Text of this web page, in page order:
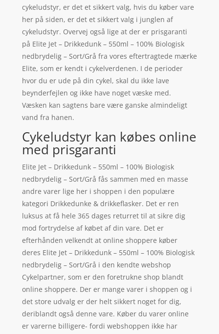
cykeludstyr, er det et sikkert valg, hvis du køber vare
her på siden, er det et sikkert valg i junglen af
cykeludstyr. Overvej også lige at der er prisgaranti
på Elite Jet – Drikkedunk – 550ml – 100% Biologisk
nedbrydelig – Sort/Grå fra vores eftertragtede mærke
Elite, som er kendt i cykelverdenen. I de perioder
hvor du er ude på din cykel, skal du ikke lave
beynderfejlen og ikke have noget væske med.
Væsken kan sagtens bare være ganske almindeligt
vand fra hanen.
Cykeludstyr kan købes online
med prisgaranti
Elite Jet – Drikkedunk – 550ml – 100% Biologisk
nedbrydelig – Sort/Grå fås sammen med en masse
andre varer lige her i shoppen i den populære
kategori Drikkedunke & drikkeflasker. Det er ren
luksus at få hele 365 dages returret til at sikre dig
mod fortrydelse af købet af din vare. Det er
efterhånden velkendt at online shoppere køber
deres Elite Jet – Drikkedunk – 550ml – 100% Biologisk
nedbrydelig – Sort/Grå i den kendte webshop
Cykelpartner, som er den foretrukne shop blandt
online shoppere. Der er mange varer i shoppen og i
det store udvalg er der helt sikkert noget for dig,
deriblandt også denne vare. Køber du varer online
er varerne billigere- fordi webshoppen ikke har